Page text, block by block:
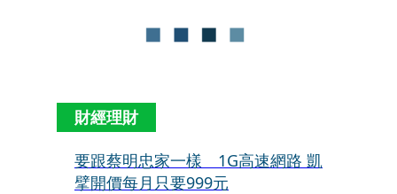
財經理財
要跟蔡明忠家一樣 1G高速網路 凱
擘開價每月只要999元